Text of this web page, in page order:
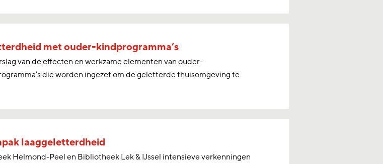
met ouder-kindprogramma’s
van de effecten en werkzame elementen van ouder-
die worden ingezet om de geletterde thuisomgeving te
laaggeletterdheid
Helmond-Peel en Bibliotheek Lek & IJssel intensieve verkenningen